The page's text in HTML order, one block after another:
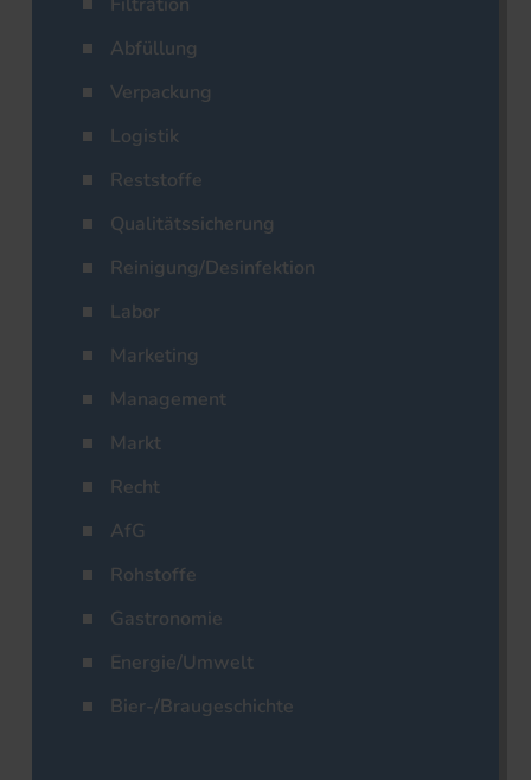
Abfüllung
Verpackung
Logistik
Reststoffe
Qualitätssicherung
Reinigung/Desinfektion
Labor
Marketing
Management
Markt
Recht
AfG
Rohstoffe
Gastronomie
Energie/Umwelt
Bier-/Braugeschichte